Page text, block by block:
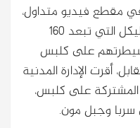
مقطع فيديو متداول،
إنهم سيطروا على منطقة بير كليكل التي تبعد 160
سيطرتهم على كلبس
أقرت الإدارة المدنية
المشتركة على كلبس،
سربا وجبل مون.